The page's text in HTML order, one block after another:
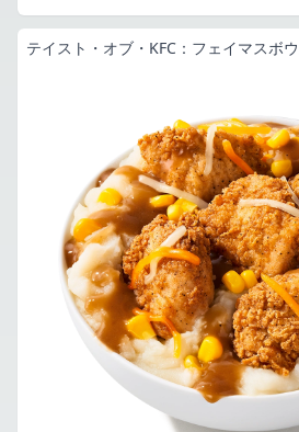
テイスト・オブ・KFC：フェイマスボ